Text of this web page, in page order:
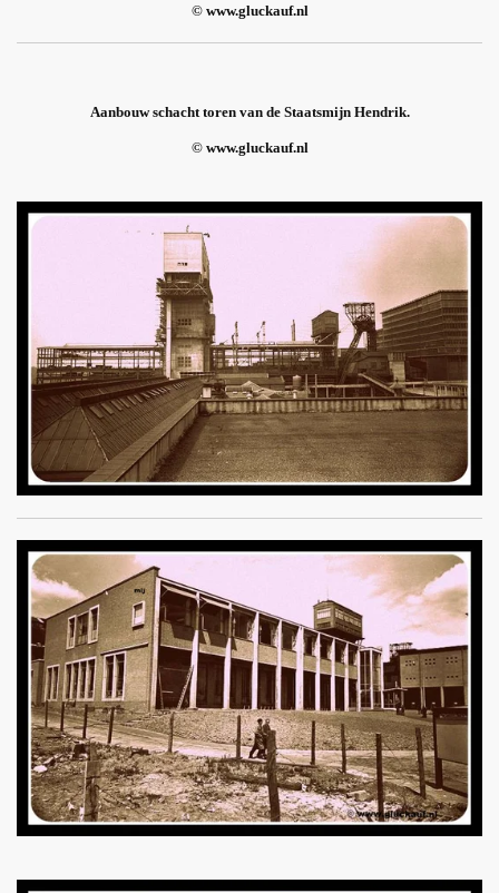
© www.gluckauf.nl
Aanbouw schacht toren van de Staatsmijn Hendrik.
© www.gluckauf.nl